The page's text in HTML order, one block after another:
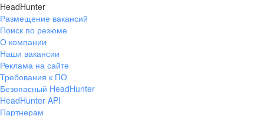
HeadHunter
Размещение вакансий
Поиск по резюме
О компании
Наши вакансии
Реклама на сайте
Требования к ПО
Безопасный HeadHunter
HeadHunter API
Партнерам